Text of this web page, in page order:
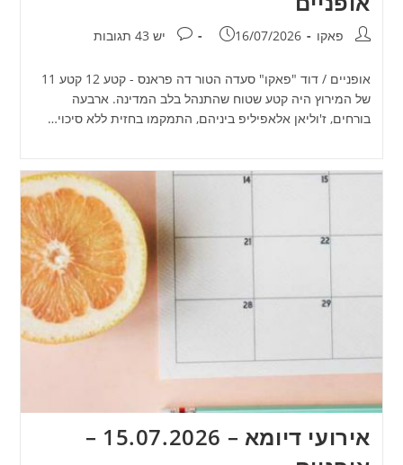
מחבר:פאקו פורסם:
16/07/2026 תגובות:
יש 43 תגובות
אופניים / דוד "פאקו" סעדה הטור דה פראנס - קטע 12 קטע 11
של המירוץ היה קטע שטוח שהתנהל בלב המדינה. ארבעה
בורחים, ז'וליאן אלאפיליפ ביניהם, התמקמו בחזית ללא סיכוי…
אירועי דיומא – 15.07.2026 –